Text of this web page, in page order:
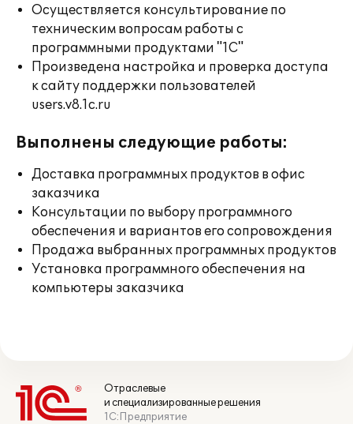
Осуществляется консультирование по
техническим вопросам работы с
программными продуктами "1С"
Произведена настройка и проверка доступа
к сайту поддержки пользователей
users.v8.1c.ru
Выполнены следующие работы:
Доставка программных продуктов в офис
заказчика
Консультации по выбору программного
обеспечения и вариантов его сопровождения
Продажа выбранных программных продуктов
Установка программного обеспечения на
компьютеры заказчика
Отраслевые
и специализированные решения
1С:Предприятие